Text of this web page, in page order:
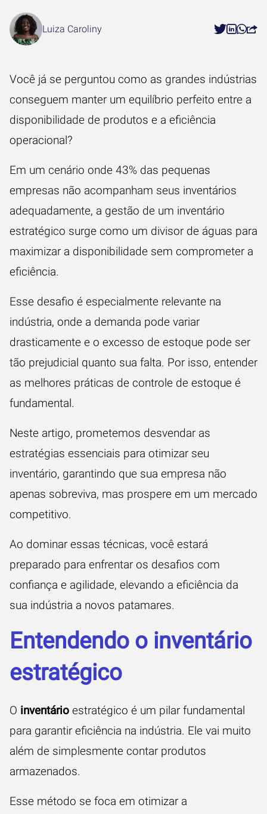
Luiza Caroliny
Você já se perguntou como as grandes indústrias
conseguem manter um equilíbrio perfeito entre a
disponibilidade de produtos e a eficiência
operacional?
Em um cenário onde 43% das pequenas
empresas não acompanham seus inventários
adequadamente, a gestão de um inventário
estratégico surge como um divisor de águas para
maximizar a disponibilidade sem comprometer a
eficiência.
Esse desafio é especialmente relevante na
indústria, onde a demanda pode variar
drasticamente e o excesso de estoque pode ser
tão prejudicial quanto sua falta. Por isso, entender
as melhores práticas de controle de estoque é
fundamental.
Neste artigo, prometemos desvendar as
estratégias essenciais para otimizar seu
inventário, garantindo que sua empresa não
apenas sobreviva, mas prospere em um mercado
competitivo.
Ao dominar essas técnicas, você estará
preparado para enfrentar os desafios com
confiança e agilidade, elevando a eficiência da
sua indústria a novos patamares.
Entendendo o inventário
estratégico
O inventário estratégico é um pilar fundamental
para garantir eficiência na indústria. Ele vai muito
além de simplesmente contar produtos
armazenados.
Esse método se foca em otimizar a